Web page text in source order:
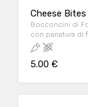
Cheese
Bocconcini di
con panatura di
n. 6 pezzi
5.00 €